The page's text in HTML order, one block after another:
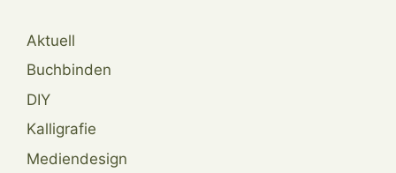
Aktuell
Buchbinden
DIY
Kalligrafie
Mediendesign